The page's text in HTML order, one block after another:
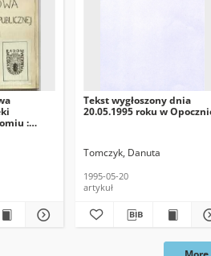
:
Tekst wygłoszony dnia
20.05.1995 roku w
Tomczyk, Danuta
1995-05-20
artykuł